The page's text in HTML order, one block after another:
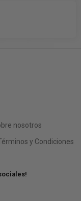
nosotros
y Condiciones